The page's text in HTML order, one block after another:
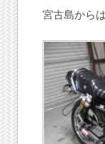
宮古島から